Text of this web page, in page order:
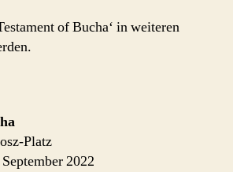
of Bucha‘ in weiteren
Platz
2022